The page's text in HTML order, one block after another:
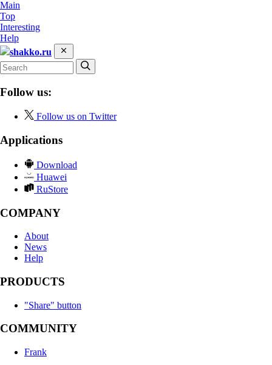
Main
Top
Interesting
Help
shakko.ru
Follow us:
Follow us on Twitter
Applications
Download
Huawei
RuStore
COMPANY
About
News
Help
PRODUCTS
"Share" button
COMMUNITY
Frank